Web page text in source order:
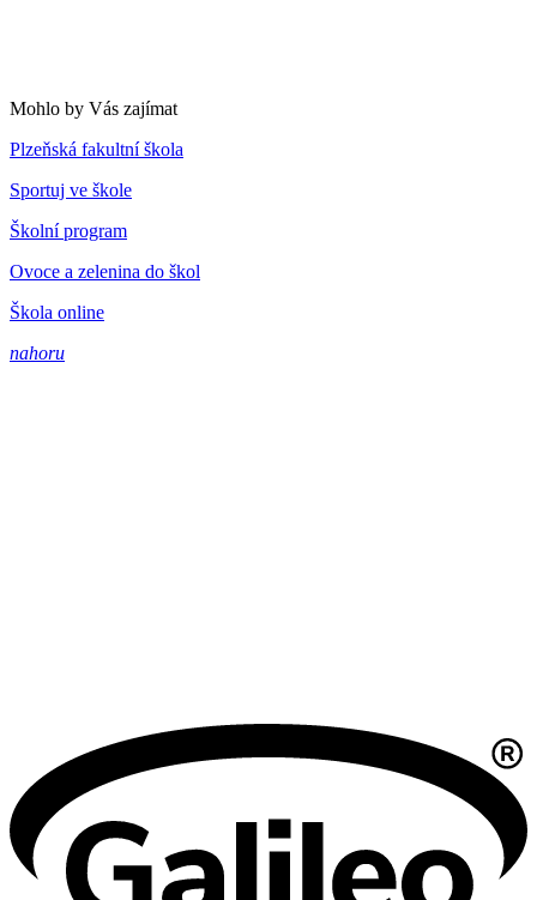
Mohlo by Vás zajímat
Plzeňská fakultní škola
Sportuj ve škole
Školní program
Ovoce a zelenina do škol
Škola online
nahoru